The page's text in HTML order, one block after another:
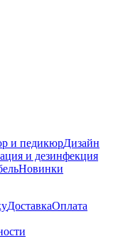
и педикюрДизайн
и дезинфекция
Новинки
ДоставкаОплата